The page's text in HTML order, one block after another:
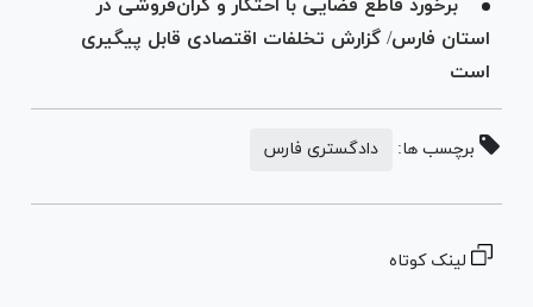
برخورد قاطع قضایی با احتکار و گران‌فروشی در
استان فارس/ گزارش تخلفات اقتصادی قابل پیگیری
است
برچسب ها: دادگستری فارس
لینک کوتاه